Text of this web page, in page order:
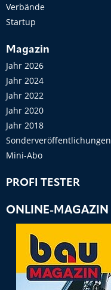
Verbände
Startup
Magazin
Jahr 2026
Jahr 2024
Jahr 2022
Jahr 2020
Jahr 2018
Sonderveröffentlichungen
Mini-Abo
PROFI TESTER
ONLINE-MAGAZIN